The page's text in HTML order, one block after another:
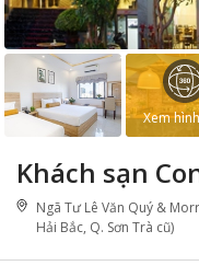
Khách sạn
Ngã Tư Lê Văn Quý &
Hải Bắc, Q. Sơn Trà cũ)
Xem